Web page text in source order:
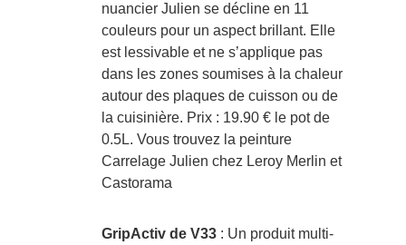
nuancier Julien se décline en 11
couleurs pour un aspect brillant. Elle
est lessivable et ne s’applique pas
dans les zones soumises à la chaleur
autour des plaques de cuisson ou de
la cuisinière. Prix : 19.90 € le pot de
0.5L. Vous trouvez la peinture
Carrelage Julien chez Leroy Merlin et
Castorama
GripActiv de V33: Un produit multi-